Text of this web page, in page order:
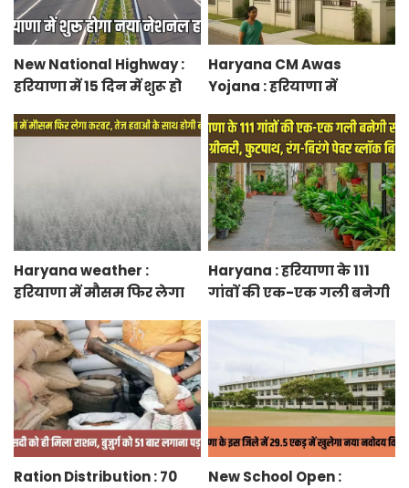
New National Highway :
हरियाणा में 15 दिन में शुरू हो
केएमपी से होगी सीधी
Haryana CM Awas
Yojana : हरियाणा में
के तहत फ्लैट बुकिंग शुरू,
फटाफट करें बुकिंग
Haryana weather :
हरियाणा में मौसम फिर लेगा
होगी बारिश
Haryana : हरियाणा के 111
गांवों की एक-एक गली बनेगी
Ration Distribution : 70
New School Open :